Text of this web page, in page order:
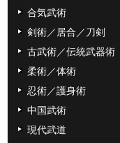
合気武術
剣術／居合／刀剣
古武術／伝統武器術
柔術／体術
忍術／護身術
中国武術
現代武道